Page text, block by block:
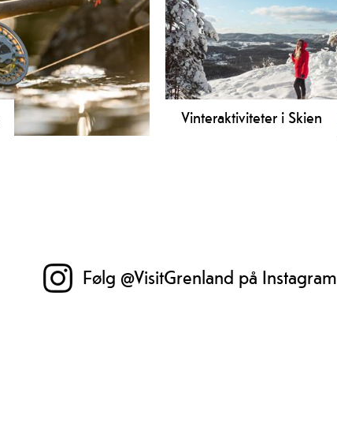
Vinteraktiviteter i Skien
Følg @VisitGrenland på Instagram